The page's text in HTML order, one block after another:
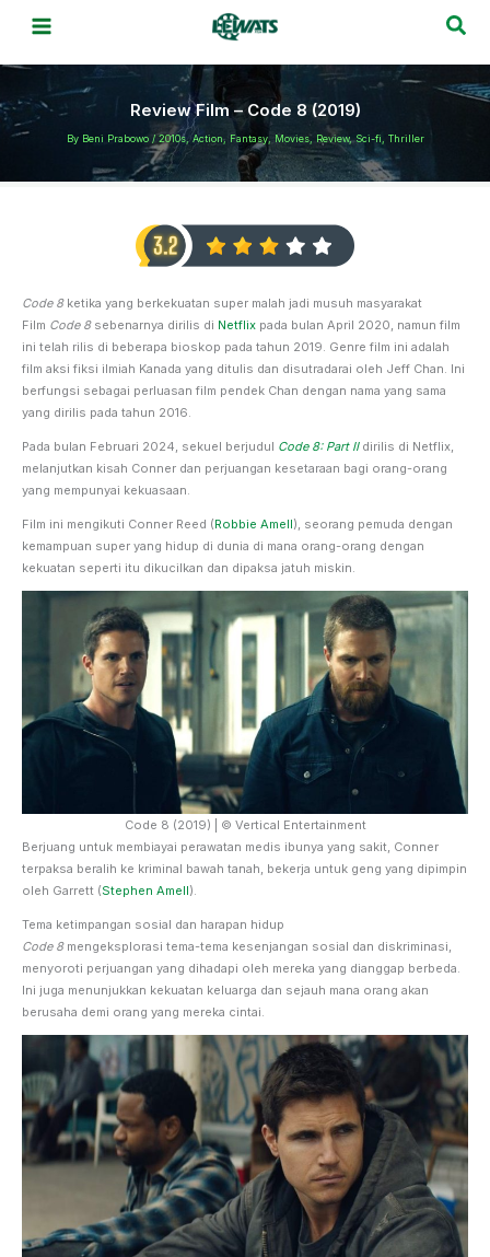
Review Film – Code 8 (2019)
By Beni Prabowo /2010s,Action, Fantasy, Movies, Review,Sci-fi Thriller
Code 8ketika yang berkekuatan super malah jadi musuh masyarakat
Film Code 8sebenarnya dirilis di Netflix pada bulan April 2020, namun film
ini telah rilis di beberapa bioskop pada tahun 2019. Genre film ini adalah
film aksi fiksi ilmiah Kanada yang ditulis dan disutradarai oleh Jeff Chan. Ini
berfungsi sebagai perluasan film pendek Chan dengan nama yang sama
yang dirilis pada tahun 2016.
Pada bulan Februari 2024, sekuel berjudul Code 8: Part IIdirilis di Netflix,
melanjutkan kisah Conner dan perjuangan kesetaraan bagi orang-orang
yang mempunyai kekuasaan.
Film ini mengikuti Conner Reed (Robbie Amell), seorang pemuda dengan
kemampuan super yang hidup di dunia di mana orang-orang dengan
kekuatan seperti itu dikucilkan dan dipaksa jatuh miskin.
Code 8 (2019) | © Vertical Entertainment
Berjuang untuk membiayai perawatan medis ibunya yang sakit, Conner
terpaksa beralih ke kriminal bawah tanah, bekerja untuk geng yang dipimpin
oleh Garrett (Stephen Amell).
Tema ketimpangan sosial dan harapan hidup
Code 8mengeksplorasi tema-tema kesenjangan sosial dan diskriminasi,
menyoroti perjuangan yang dihadapi oleh mereka yang dianggap berbeda.
Ini juga menunjukkan kekuatan keluarga dan sejauh mana orang akan
berusaha demi orang yang mereka cintai.